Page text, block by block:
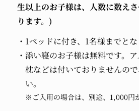
生以上のお子様は、人数に数え
ります。)
1ベッドに付き、1名様までとな
添い寝のお子様は無料です。ア
枕などは付いておりませんの
い。
※ご入用の場合は、別途、1,000円